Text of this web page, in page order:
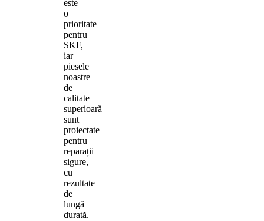
este
o
prioritate
pentru
SKF,
iar
piesele
noastre
de
calitate
superioară
sunt
proiectate
pentru
reparații
sigure,
cu
rezultate
de
lungă
durată.